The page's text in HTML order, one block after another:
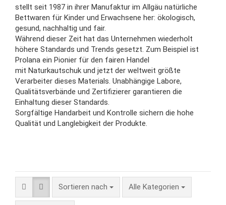
stellt seit 1987 in ihrer Manufaktur im Allgäu natürliche
Bettwaren für Kinder und Erwachsene her: ökologisch,
gesund, nachhaltig und fair.
Während dieser Zeit hat das Unternehmen wiederholt
höhere Standards und Trends gesetzt. Zum Beispiel ist
Prolana ein Pionier für den fairen Handel
mit Naturkautschuk und jetzt der weltweit größte
Verarbeiter dieses Materials. Unabhängige Labore,
Qualitätsverbände und Zertifizierer garantieren die
Einhaltung dieser Standards.
Sorgfältige Handarbeit und Kontrolle sichern die hohe
Qualität und Langlebigkeit der Produkte.
Sortieren nach
Sortieren nach Alle Kategorien